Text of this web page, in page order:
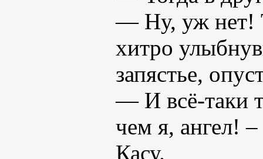
— Ну, уж нет!
хитро
запястье,
— И всё-таки
чем я, ангел!
Касу.